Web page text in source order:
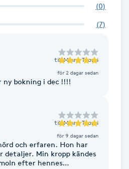
(0)
(7)
till Minna Tuomi
för 2 dagar sedan
ny bokning i dec !!!!
till Minna Tuomi
för 9 dagar sedan
och erfaren. Hon har
detaljer. Min kropp kändes
efter hennes